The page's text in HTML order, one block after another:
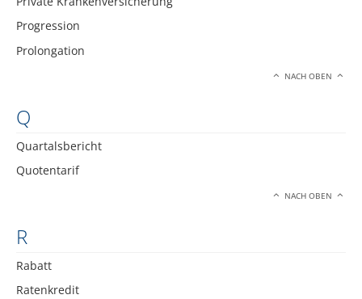
Progression
Prolongation
NACH OBEN
Q
Quartalsbericht
Quotentarif
NACH OBEN
R
Rabatt
Ratenkredit